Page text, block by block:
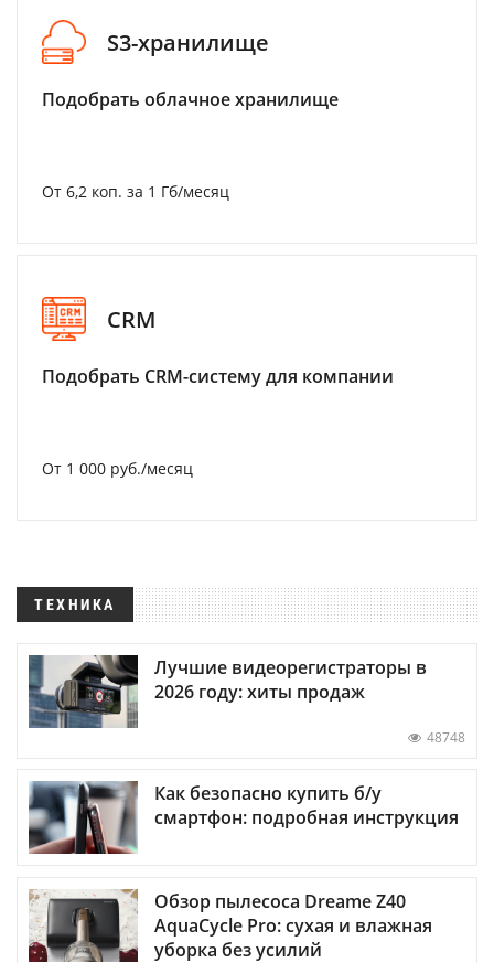
S3-хранилище
Подобрать облачное хранилище
От 6,2 коп. за 1 Гб/месяц
CRM
Подобрать CRM-систему для компании
От 1 000 руб./месяц
ТЕХНИКА
Лучшие видеорегистраторы в
2026 году: хиты продаж
48748
Как безопасно купить б/у
смартфон: подробная инструкция
Обзор пылесоса Dreame Z40
AquaCycle Pro: сухая и влажная
уборка без усилий